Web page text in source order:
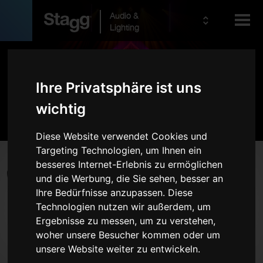
Ihre Privatsphäre ist uns
wichtig
Diese Website verwendet Cookies und
Targeting Technologien, um Ihnen ein
besseres Internet-Erlebnis zu ermöglichen
und die Werbung, die Sie sehen, besser an
Ihre Bedürfnisse anzupassen. Diese
Technologien nutzen wir außerdem, um
Ergebnisse zu messen, um zu verstehen,
woher unsere Besucher kommen oder um
unsere Website weiter zu entwickeln.
Audio &
Lighting
Pro Audio
Produkte
Live-Sound-Systeme
Drahtlosanlagen
Mikrofone
Kopfhörer